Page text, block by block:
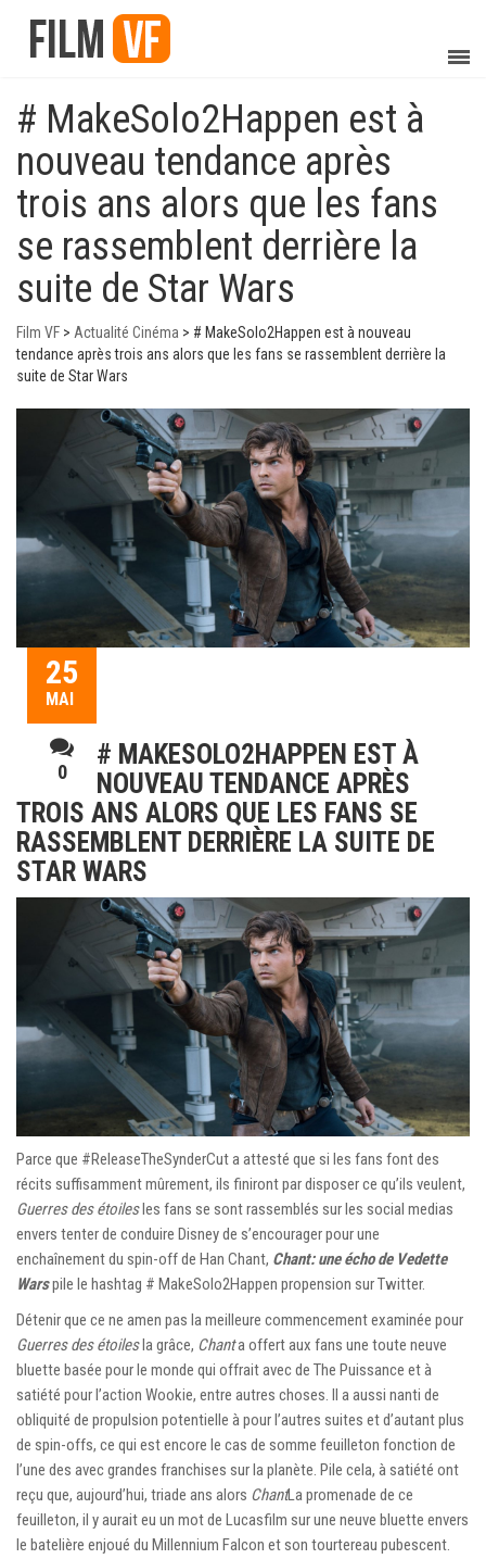
# MakeSolo2Happen est à
nouveau tendance après
trois ans alors que les fans
se rassemblent derrière la
suite de Star Wars
Film VF > Actualité Cinéma > # MakeSolo2Happen est à nouveau
tendance après trois ans alors que les fans se rassemblent derrière la
suite de Star Wars
25
MAI
0
# MAKESOLO2HAPPEN EST À
NOUVEAU TENDANCE APRÈS
TROIS ANS ALORS QUE LES FANS SE
RASSEMBLENT DERRIÈRE LA SUITE DE
STAR WARS
Parce que #ReleaseTheSynderCut a attesté que si les fans font des
récits suffisamment mûrement, ils finiront par disposer ce qu’ils veulent,
Guerres des étoilesles fans se sont rassemblés sur les social medias
envers tenter de conduire Disney de s’encourager pour une
enchaînement du spin-off de Han Chant, Chant: une écho de Vedette
Warspile le hashtag # MakeSolo2Happen propension sur Twitter.
Détenir que ce ne amen pas la meilleure commencement examinée pour
Guerres des étoilesla grâce, Chanta offert aux fans une toute neuve
bluette basée pour le monde qui offrait avec de The Puissance et à
satiété pour l’action Wookie, entre autres choses. Il a aussi nanti de
obliquité de propulsion potentielle à pour l’autres suites et d’autant plus
de spin-offs, ce qui est encore le cas de somme feuilleton fonction de
l’une des avec grandes franchises sur la planète. Pile cela, à satiété ont
reçu que, aujourd’hui, triade ans alors ChantLa promenade de ce
feuilleton, il y aurait eu un mot de Lucasfilm sur une neuve bluette envers
le batelière enjoué du Millennium Falcon et son tourtereau pubescent.